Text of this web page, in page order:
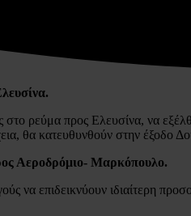
στο ρεύμα προς Ελευσίνα, να
θα κατευθυνθούν στην έξοδο
Αεροδρόμιο- Μαρκόπουλο.
επιδεικνύουν ιδιαίτερη